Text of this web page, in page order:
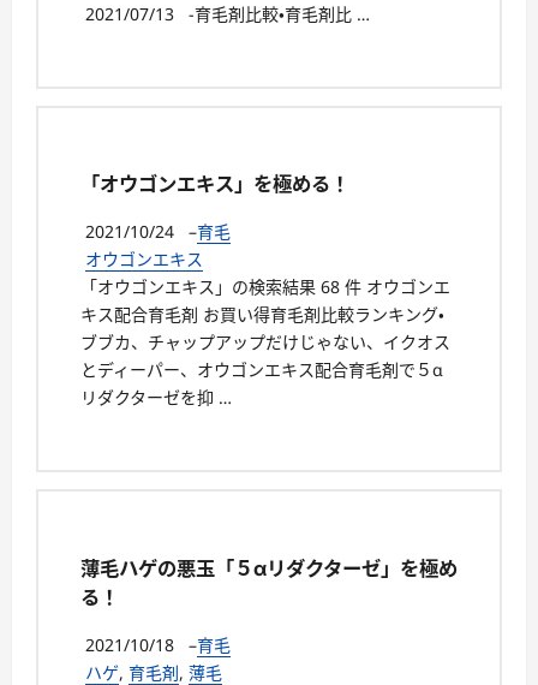
2021/07/13 -育毛剤比較・育毛剤比 …
「オウゴンエキス」を極める！
2021/10/24 –育毛
オウゴンエキス
「オウゴンエキス」の検索結果 68 件 オウゴンエ
キス配合育毛剤 お買い得育毛剤比較ランキング・
ブブカ、チャップアップだけじゃない、イクオス
とディーパー、オウゴンエキス配合育毛剤で５α
リダクターゼを抑 …
薄毛ハゲの悪玉「５αリダクターゼ」を極め
る！
2021/10/18 –育毛
ハゲ, 育毛剤, 薄毛